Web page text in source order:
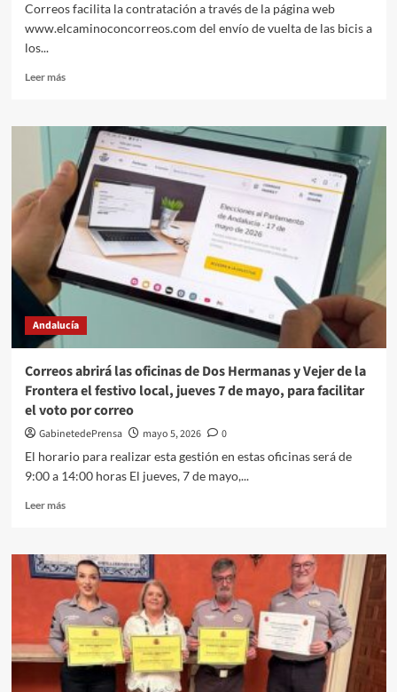
Correos facilita la contratación a través de la página web
www.elcaminoconcorreos.com del envío de vuelta de las bicis a
los...
Leer másLeer
Los
peregrinos
andaluces
ya
pueden
contratar
online
con
Correos
el
envío
sus
finalizar
el
Camino
de
Andalucía
Correos abrirá las oficinas de Dos Hermanas y Vejer de la
Frontera el festivo local, jueves 7 de mayo, para facilitar
el voto por correo
GabinetedePrensa mayo 5, 2026
0
El horario para realizar esta gestión en estas oficinas será de
9:00 a 14:00 horas El jueves, 7 de mayo,...
Leer másLeer
Correos
abrirá
las
oficinas
de
Dos
Hermanas
y